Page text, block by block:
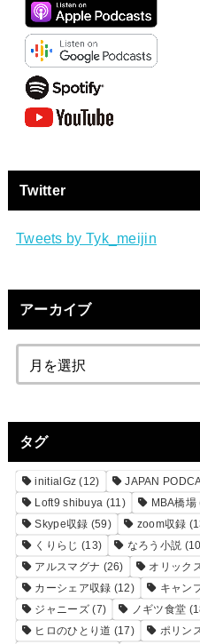
Twitter
Tweets by Tyk_meijin
アーカイブ
タグ
initialGz (12) JAPAN
Loft9 shibuya (11) MBA橋場
Skype収録 (59) zoom収録
くりらじ (13) なろう小説
アルスマグナ (26) オリック
カーシェア収録 (12) キャン
ジャニーズ(7) ノギツ食堂
ヒロのひとり道 (17) ポリン